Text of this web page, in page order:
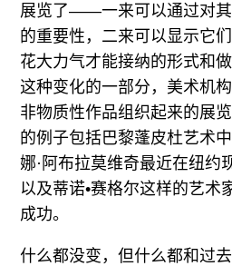
展览了——一来可以通过对
的重要性，二来可以显示它
花大力气才能接纳的形式和
这种变化的一部分，美术机
非物质性作品组织起来的展
的例子包括巴黎蓬皮杜艺术
娜·阿布拉莫维奇最近在纽约
以及蒂诺•赛格尔这样的艺术
成功。
什么都没变，但什么都和过